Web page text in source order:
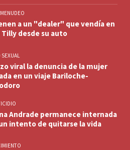
a un "dealer" que vendía en
Tilly desde su auto
viral la denuncia de la mujer
en un viaje Bariloche-
Andrade permanece internada
intento de quitarse la vida